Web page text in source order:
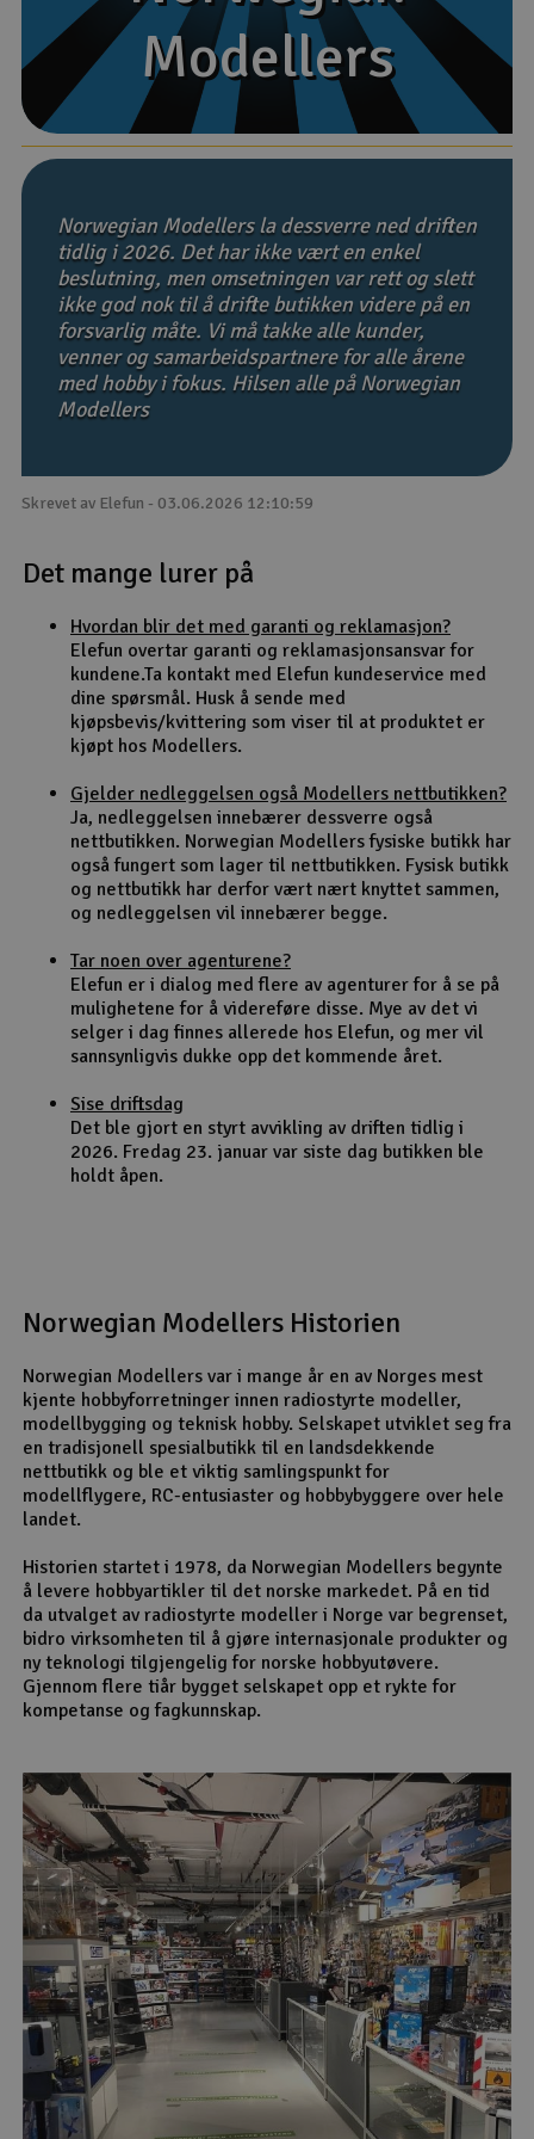
Båter
Droner
Droner for FPV
Fly
Helikopter
Kamerautstyr
Modellbygging, LEGO & byggesett
Outlet
Radioutstyr
Raketter
Smarthjem, lek & hobby
Solenergi
Sparkesykler & elkjøretøy
Gavekort
Modellers
Modellers
Norwegian Modellers la dessverre ned driften
tidlig i 2026. Det har ikke vært en enkel
beslutning, men omsetningen var rett og slett
ikke god nok til å drifte butikken videre på en
forsvarlig måte. Vi må takke alle kunder,
venner og samarbeidspartnere for alle årene
med hobby i fokus. Hilsen alle på Norwegian
Modellers
Skrevet av Elefun - 03.06.2026 12:10:59
Det mange lurer på
Hvordan blir det med garanti og reklamasjon?
Elefun overtar garanti og reklamasjonsansvar for
kundene.Ta kontakt med Elefun kundeservice med
dine spørsmål. Husk å sende med
kjøpsbevis/kvittering som viser til at produktet er
kjøpt hos Modellers.
Gjelder nedleggelsen også Modellers nettbutikken?
Ja, nedleggelsen innebærer dessverre også
nettbutikken. Norwegian Modellers fysiske butikk har
også fungert som lager til nettbutikken. Fysisk butikk
og nettbutikk har derfor vært nært knyttet sammen,
og nedleggelsen vil innebærer begge.
Tar noen over agenturene?
Elefun er i dialog med flere av agenturer for å se på
mulighetene for å videreføre disse. Mye av det vi
selger i dag finnes allerede hos Elefun, og mer vil
sannsynligvis dukke opp det kommende året.
Sise driftsdag
Det ble gjort en styrt avvikling av driften tidlig i
2026. Fredag 23. januar var siste dag butikken ble
holdt åpen.
Norwegian Modellers Historien
Norwegian Modellers var i mange år en av Norges mest
kjente hobbyforretninger innen radiostyrte modeller,
modellbygging og teknisk hobby. Selskapet utviklet seg fra
en tradisjonell spesialbutikk til en landsdekkende
nettbutikk og ble et viktig samlingspunkt for
modellflygere, RC-entusiaster og hobbybyggere over hele
landet.
Historien startet i 1978, da Norwegian Modellers begynte
å levere hobbyartikler til det norske markedet. På en tid
da utvalget av radiostyrte modeller i Norge var begrenset,
bidro virksomheten til å gjøre internasjonale produkter og
ny teknologi tilgjengelig for norske hobbyutøvere.
Gjennom flere tiår bygget selskapet opp et rykte for
kompetanse og fagkunnskap.